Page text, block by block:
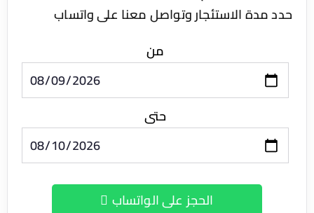
مدة الاستئجار وتواصل معنا على واتساب
الحجز على الواتساب